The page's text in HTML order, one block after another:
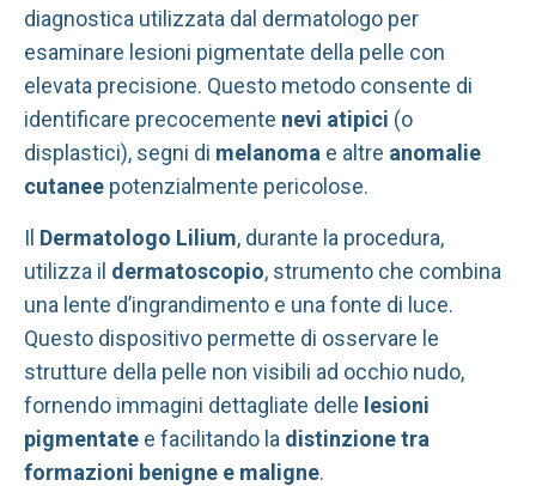
diagnostica utilizzata dal dermatologo per
esaminare lesioni pigmentate della pelle con
elevata precisione. Questo metodo consente di
identificare precocemente nevi atipici (o
displastici), segni di melanoma e altre anomalie
cutanee potenzialmente pericolose.
Il Dermatologo Lilium, durante la procedura,
utilizza il dermatoscopio, strumento che combina
una lente d’ingrandimento e una fonte di luce.
Questo dispositivo permette di osservare le
strutture della pelle non visibili ad occhio nudo,
fornendo immagini dettagliate delle lesioni
pigmentate e facilitando la distinzione tra
formazioni benigne e maligne.